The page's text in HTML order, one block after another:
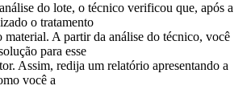
do lote, o técnico verificou que, após a
o tratamento
material. A partir da análise do técnico, você
para esse
Assim, redija um relatório apresentando a
você a